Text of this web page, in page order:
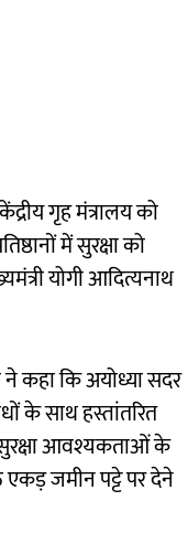
गृह मंत्रालय को
में सुरक्षा को
योगी आदित्यनाथ
ने कहा कि अयोध्या सदर
के साथ हस्तांतरित
सुरक्षा आवश्यकताओं के
जमीन पट्टे पर देने